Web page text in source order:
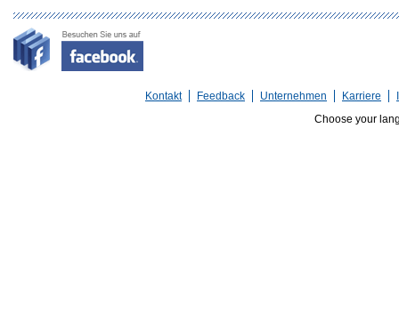
Kontakt Feedback Unternehmen Karriere
Choose your